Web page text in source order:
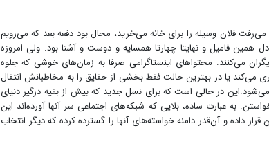
فلان وسیله را برای خانه می‌خرید، محال بود دفعه بعد که می‌رویم
همین فامیل و نهایتا چهارتا همسایه و دوست و آشنا بود. ولی امروزه
می‌کنند. محتواهای اینستاگرامی صرفا به زمان‌های خوشی که جلوه
می‌کند یا در بهترین حالت فقط بخشی از حقایق را به مخاطبانش انتقال
در حالی است که برای نسل جدید که بیش از بقیه درگیر دنیای
به عبارت ساده، بلایی که شبکه‌های اجتماعی سر آنها آورده‌اند این
داده و آن‌قدر دامنه خواسته‌های آنها را گسترده کرده که دیگر انتخاب